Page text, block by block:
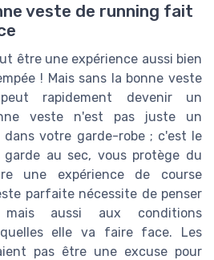
veste de running fait
être une expérience aussi bien
! Mais sans la bonne veste
rapidement devenir un
veste n'est pas juste un
votre garde-robe ; c'est le
au sec, vous protège du
une expérience de course
parfaite nécessite de penser
aussi aux conditions
elle va faire face. Les
pas être une excuse pour